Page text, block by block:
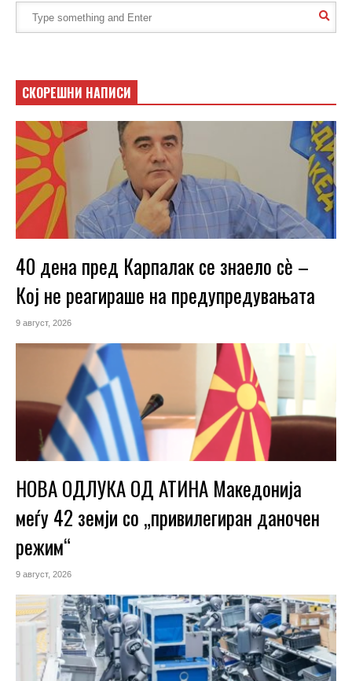
СКОРЕШНИ НАПИСИ
40 дена пред Карпалак се знаело сѐ –
Кој не реагираше на предупредувањата
9 август, 2026
НОВА ОДЛУКА ОД АТИНА Македонија
меѓу 42 земји со „привилегиран даночен
режим“
9 август, 2026